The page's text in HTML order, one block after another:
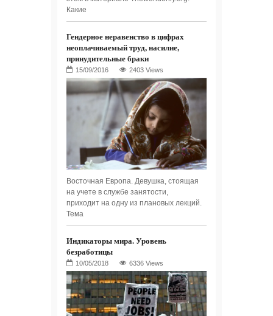
Какие
Гендерное неравенство в цифрах
неоплачиваемый труд, насилие,
принудительные браки
2403 Views
Восточная Европа. Девушка, стоящая
на учете в службе занятости,
приходит на одну из плановых лекций.
Тема
Индикаторы мира. Уровень
безработицы
6336 Views